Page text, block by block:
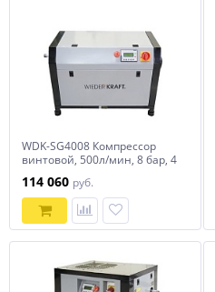
WDK-SG4008 Компрессор
винтовой, 500л/мин, 8 бар, 4
114 060 руб.